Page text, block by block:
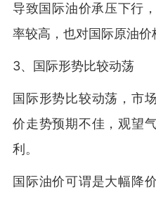
导致国际油价承压下行
率较高，也对国际原油价
3、国际形势比较动荡
国际形势比较动荡，市
价走势预期不佳，观望
利。
国际油价可谓是大幅降